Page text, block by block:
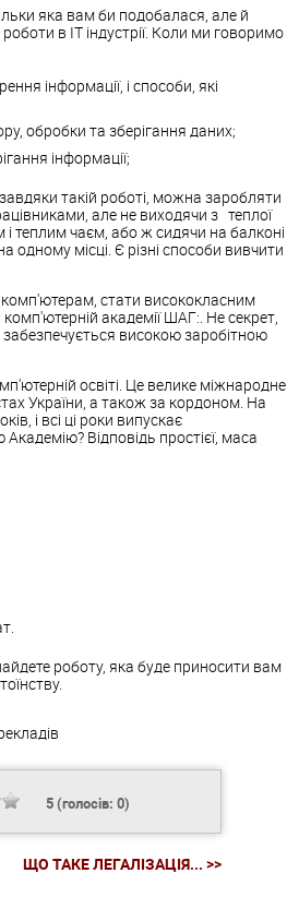
яка вам би подобалася, але й
в IT індустрії. Коли ми говоримо
інформації, і способи, які
обробки та зберігання даних;
інформації;
такій роботі, можна заробляти
але не виходячи з теплої
теплим чаєм, або ж сидячи на балконі
одному місці. Є різні способи вивчити
стати висококласним
академії ШАГ:. Не секрет,
високою заробітною
освіті. Це велике міжнародне
України, а також за кордоном. На
і всі ці роки випускає
Відповідь простієї, маса
роботу, яка буде приносити вам
5(голосів: 0)
ЩО ТАКЕ ЛЕГАЛІЗАЦІЯ... >>